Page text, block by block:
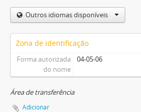
Outros idiomas disponíveis
Zona de identificação
Forma autorizada
do nome
04-05-06
Área de transferência
Adicionar